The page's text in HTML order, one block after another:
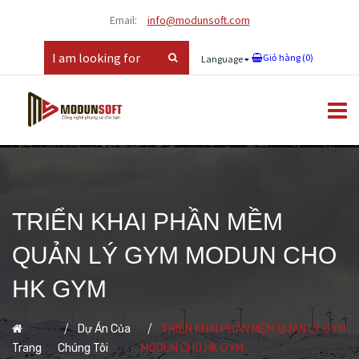
Email: info@modunsoft.com
Language Giỏ hàng (0)
TRIỂN KHAI PHẦN MỀM
QUẢN LÝ GYM MODUN CHO
HK GYM
Trang
Dự Án Của
Chúng Tôi
TRIỂN KHAI PHẦN MỀM QUẢN LÝ GYM
MODUN CHO HK GYM